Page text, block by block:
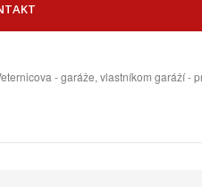
- garáže, vlastníkom garáží -